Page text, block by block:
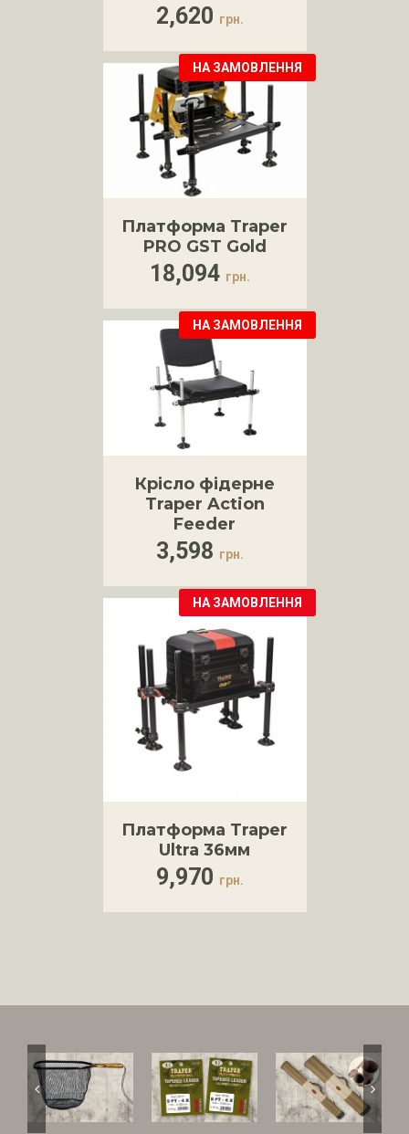
2,620 грн.
НА ЗАМОВЛЕННЯ
Платформа Traper
PRO GST Gold
18,094 грн.
НА ЗАМОВЛЕННЯ
Крісло фідерне
Traper Action
Feeder
3,598 грн.
НА ЗАМОВЛЕННЯ
Платформа Traper
Ultra 36мм
9,970 грн.